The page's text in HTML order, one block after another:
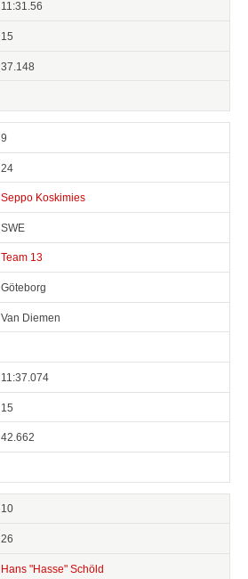
11:31.56
15
37.148
9
24
Seppo Koskimies
SWE
Team 13
Göteborg
Van Diemen
11:37.074
15
42.662
10
26
Hans "Hasse" Schöld